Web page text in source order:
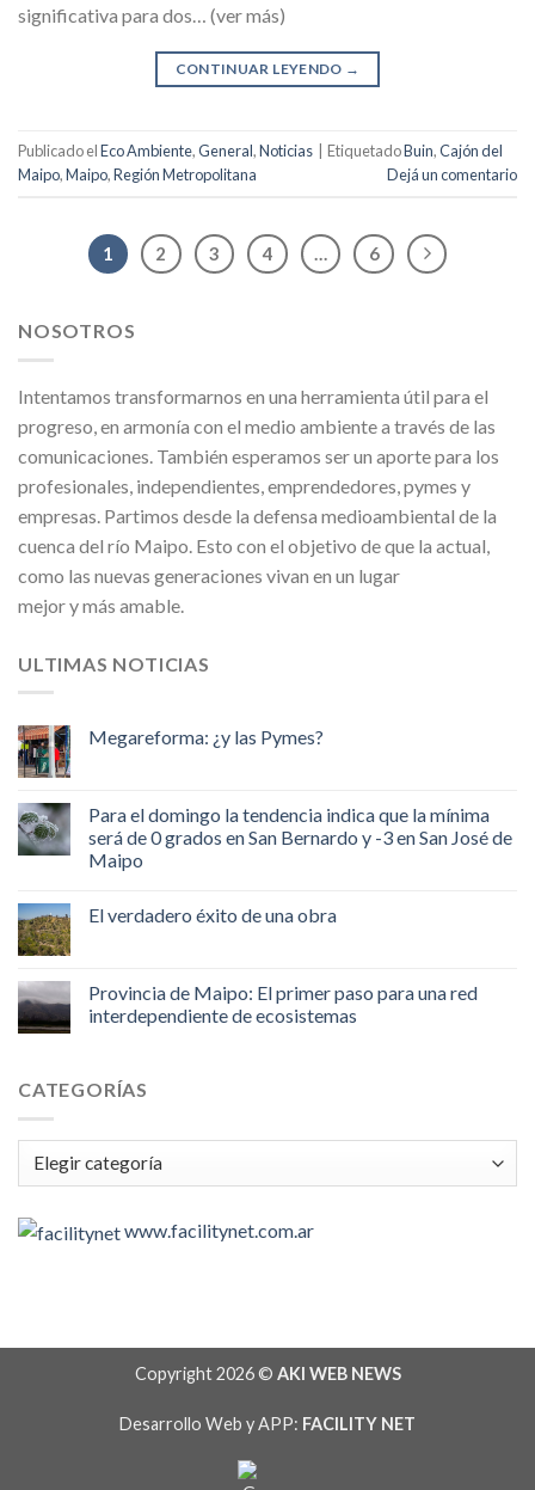
significativa para dos… (ver más)
CONTINUAR LEYENDO →
Publicado elEco Ambiente,General,Noticias EtiquetadoBuin,Cajón del
Maipo,Maipo,Región Metropolitana Dejá un comentario
1 2 3 4 … 6
NOSOTROS
Intentamos transformarnos en una herramienta útil para el
progreso, en armonía con el medio ambiente a través de las
comunicaciones. También esperamos ser un aporte para los
profesionales, independientes, emprendedores, pymes y
empresas. Partimos desde la defensa medioambiental de la
cuenca del río Maipo. Esto con el objetivo de que la actual,
como las nuevas generaciones vivan en un lugar
mejor y más amable.
ULTIMAS NOTICIAS
Megareforma: ¿y las Pymes?
Para el domingo la tendencia indica que la mínima
será de 0 grados en San Bernardo y -3 en San José de
Maipo
El verdadero éxito de una obra
Provincia de Maipo: El primer paso para una red
interdependiente de ecosistemas
CATEGORÍAS
Categorías
www.facilitynet.com.ar
Copyright 2026 © AKI WEB NEWS
Desarrollo Web y APP: FACILITY NET